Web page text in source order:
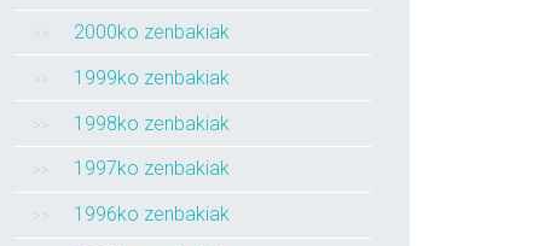
2000ko zenbakiak
1999ko zenbakiak
1998ko zenbakiak
1997ko zenbakiak
1996ko zenbakiak